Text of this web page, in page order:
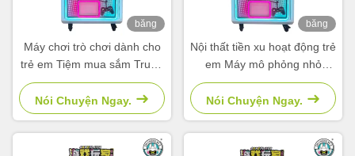
băng
Máy chơi trò chơi dành cho
trẻ em Tiệm mua sắm Trung
tâm mua sắm Công viên
Máy đố du lịch
Nói Chuyện Ngay.
băng
Nội thất tiền xu hoạt động trẻ
em Máy mô phỏng nhỏ
Video bắn súng Trò chơi
arcade
Nói Chuyện Ngay.